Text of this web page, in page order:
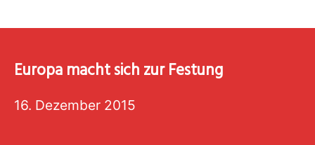
Europa macht sich zur Festung
16. Dezember 2015